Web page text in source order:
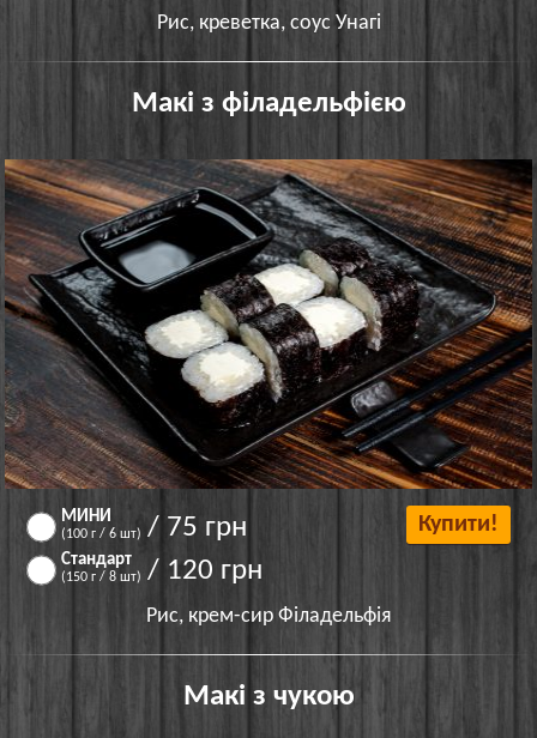
Рис, креветка, соус Унагі
Макі з філадельфією
МИНИ
(100 г / 6 шт) / 75 грн
Стандарт
(150 г / 8 шт) / 120 грн
Купити!
Рис, крем-сир Філадельфія
Макі з чукою